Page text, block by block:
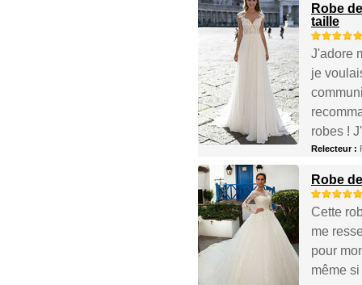
Robe
taille
J'adore
je
robes !
Relecteur :
Robe
Cette
me
pour
même